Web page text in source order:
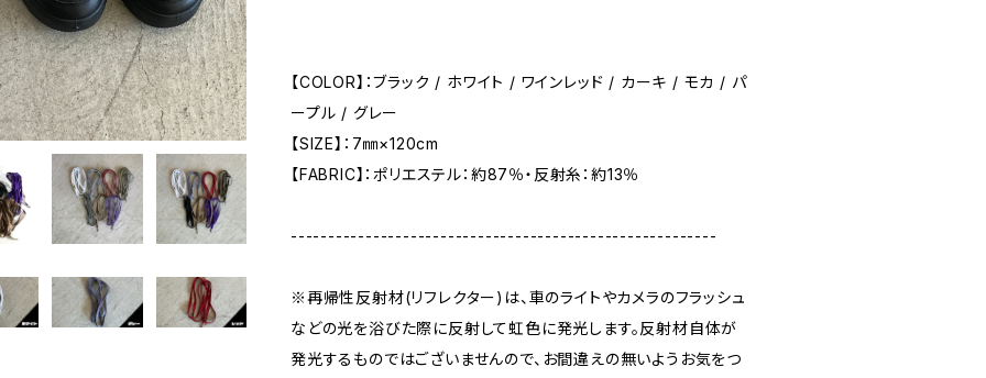
【COLOR】：ブラック / ホワイト / ワインレッド / カーキ / モカ / パ
ープル / グレー
【SIZE】：7㎜×120cm
【FABRIC】：ポリエステル：約87％・反射糸：約13％
---------------------------------------------------------
※再帰性反射材(リフレクター)は、車のライトやカメラのフラッシュ
などの光を浴びた際に反射して虹色に発光します。反射材自体が
発光するものではございませんので、お間違えの無いようお気をつ